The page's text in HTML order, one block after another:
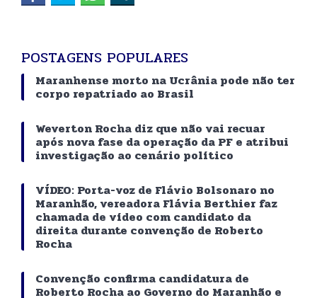
POSTAGENS POPULARES
Maranhense morto na Ucrânia pode não ter
corpo repatriado ao Brasil
Weverton Rocha diz que não vai recuar
após nova fase da operação da PF e atribui
investigação ao cenário político
VÍDEO: Porta-voz de Flávio Bolsonaro no
Maranhão, vereadora Flávia Berthier faz
chamada de vídeo com candidato da
direita durante convenção de Roberto
Rocha
Convenção confirma candidatura de
Roberto Rocha ao Governo do Maranhão e